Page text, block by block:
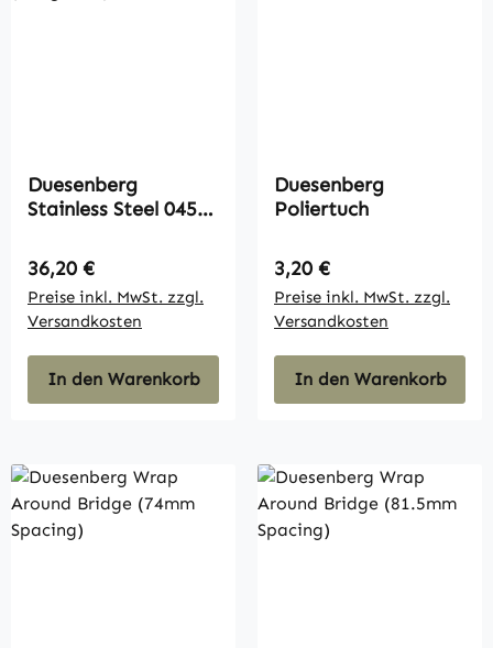
Duesenberg
Stainless Steel 045-
(Longscale)
Regulärer Preis:
36,20 €
Preise inkl. MwSt. zzgl.
Versandkosten
In den Warenkorb
Duesenberg
Poliertuch
Regulärer Preis:
3,20 €
Preise inkl. MwSt. zzgl.
Versandkosten
In den Warenkorb